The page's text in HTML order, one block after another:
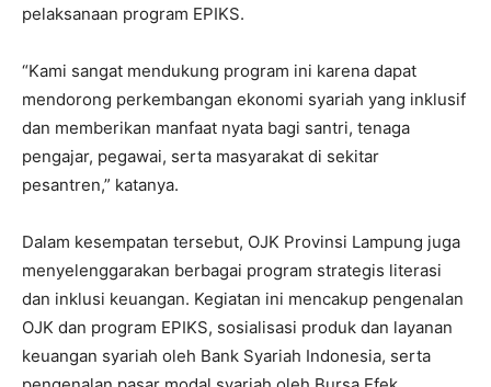
pelaksanaan program EPIKS.
“Kami sangat mendukung program ini karena dapat
mendorong perkembangan ekonomi syariah yang inklusif
dan memberikan manfaat nyata bagi santri, tenaga
pengajar, pegawai, serta masyarakat di sekitar
pesantren,” katanya.
Dalam kesempatan tersebut, OJK Provinsi Lampung juga
menyelenggarakan berbagai program strategis literasi
dan inklusi keuangan. Kegiatan ini mencakup pengenalan
OJK dan program EPIKS, sosialisasi produk dan layanan
keuangan syariah oleh Bank Syariah Indonesia, serta